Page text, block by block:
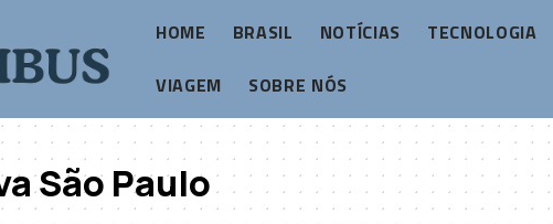
HOME BRASIL NOTÍCIAS
TECNOLOGIA
VIAGEM
SOBRE NÓS
São Paulo